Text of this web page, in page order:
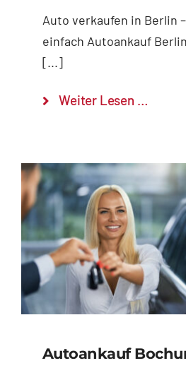
Auto verkaufen in Berlin
einfach Autoankauf
[...]
Weiter Lesen …
Autoankauf